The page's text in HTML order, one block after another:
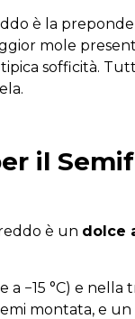
è la
mole
sofficità.
il
è un dolce
−15 °C) e nella
montata, e un